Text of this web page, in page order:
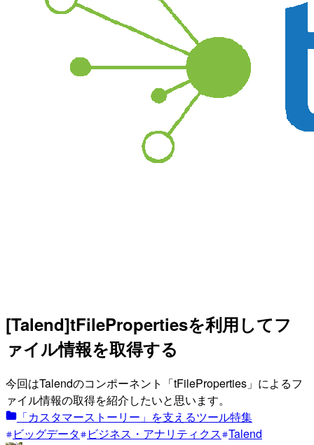
[Talend]tFilePropertiesを利用してフ
ァイル情報を取得する
今回はTalendのコンポーネント「tFileProperties」によるフ
ァイル情報の取得を紹介したいと思います。
「カスタマーストーリー」を支えるツール特集
ビッグデータ
ビジネス・アナリティクス Talend